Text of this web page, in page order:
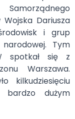
Dariusza
i grup
Tym
spotkał się z
Warszawa.
kilkudziesięciu
bardzo dużym